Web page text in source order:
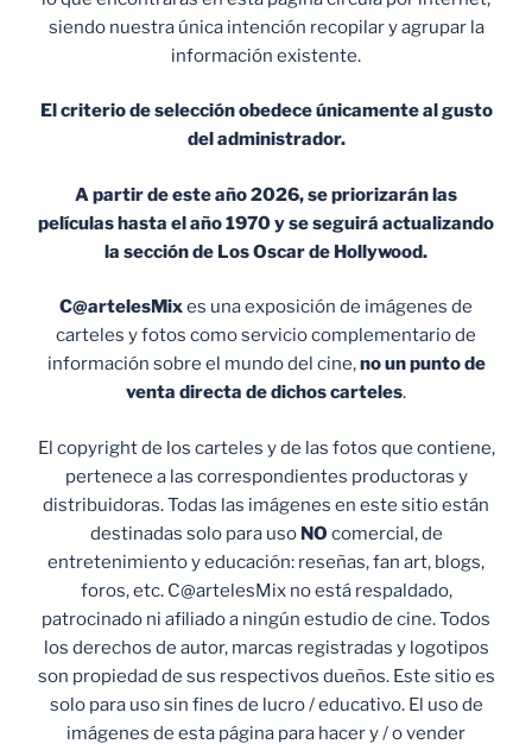
siendo nuestra única intención recopilar y agrupar la
información existente.
El criterio de selección obedece únicamente al gusto
del administrador.
A partir de este año 2026, se priorizarán las
películas hasta el año 1970 y se seguirá actualizando
la sección de Los Oscar de Hollywood.
C@artelesMixes una exposición de imágenes de
carteles y fotos como servicio complementario de
información sobre el mundo del cine,no un punto de
venta directa de dichos carteles.
El copyright de los carteles y de las fotos que contiene,
pertenece a las correspondientes productoras y
distribuidoras. Todas las imágenes en este sitio están
destinadas solo para uso NO comercial, de
entretenimiento y educación: reseñas, fan art, blogs,
foros, etc. C@artelesMix no está respaldado,
patrocinado ni afiliado a ningún estudio de cine. Todos
los derechos de autor, marcas registradas y logotipos
son propiedad de sus respectivos dueños. Este sitio es
solo para uso sin fines de lucro / educativo. El uso de
imágenes de esta página para hacer y / o vender